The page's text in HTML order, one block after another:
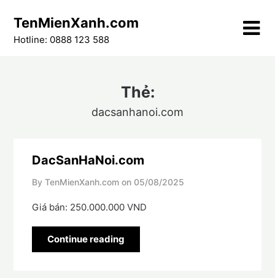
content
TenMienXanh.com
Hotline: 0888 123 588
Thẻ:
dacsanhanoi.com
DacSanHaNoi.com
By TenMienXanh.com on 05/08/2025
Giá bán: 250.000.000 VND
Continue reading